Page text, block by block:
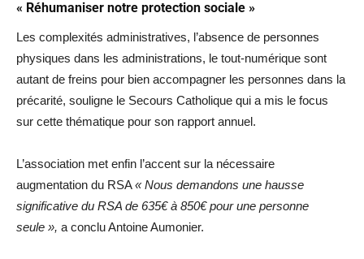
« Réhumaniser notre protection sociale »
Les complexités administratives, l’absence de personnes
physiques dans les administrations, le tout-numérique sont
autant de freins pour bien accompagner les personnes dans la
précarité, souligne le Secours Catholique qui a mis le focus
sur cette thématique pour son rapport annuel.
L’association met enfin l’accent sur la nécessaire
augmentation du RSA« Nous demandons une hausse
significative du RSA de 635€ à 850€ pour une personne
seule », a conclu Antoine Aumonier.